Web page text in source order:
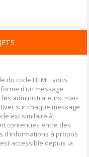
du code HTML, vous
d’un message.
les administrateurs, mais
sur chaque message
est similaire à
contenues entre des
d’informations à propos
accessible depuis la